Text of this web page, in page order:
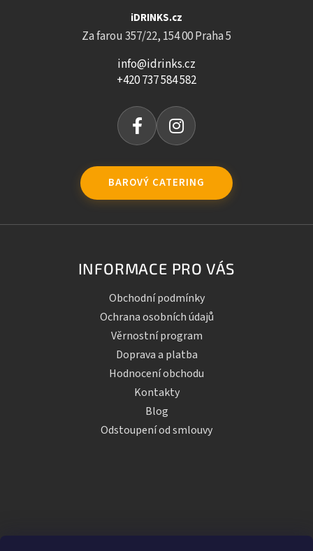
iDRINKS.cz
Za farou 357/22, 154 00 Praha 5
info@idrinks.cz
+420 737 584 582
BAROVÝ CATERING
INFORMACE PRO VÁS
Obchodní podmínky
Ochrana osobních údajů
Věrnostní program
Doprava a platba
Hodnocení obchodu
Kontakty
Blog
Odstoupení od smlouvy